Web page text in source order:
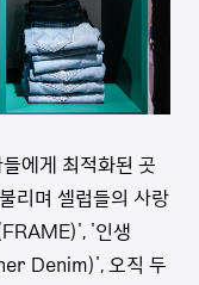
에게 최적화된 곳
리며 셀럽들의 사랑
'인생
Denim)', 오직 두